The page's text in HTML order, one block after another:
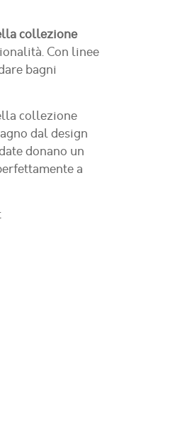
collezione
Con linee
bagni
collezione
dal design
donano un
a